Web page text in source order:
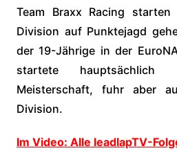
Team Braxx Racing
Division auf Punktejagd
der 19-Jährige in der
startete
Meisterschaft, fuhr aber
Division.
Im Video: Alle leadlapTV-